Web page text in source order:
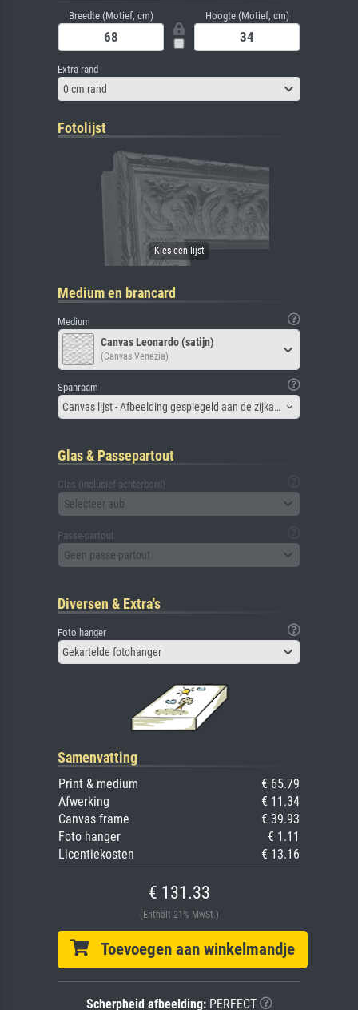
Breedte (Motief, cm) Hoogte (Motief, cm)
Extra rand
0 cm rand
Fotolijst
Medium en brancard
Medium
Canvas Leonardo (satijn)
(Canvas Venezia)
Spanraam
Canvas lijst - Afbeelding gespiegeld aan de zijkant
Glas & Passepartout
Glas (inclusief achterbord)
Selecteer aub
Passe-partout
Geen passe-partout
Diversen & Extra's
Foto hanger
Gekartelde fotohanger
Samenvatting
Print & medium
€ 65.79
Afwerking
€ 11.34
Canvas frame
€ 39.93
Foto hanger
€ 1.11
Licentiekosten
€ 13.16
€ 131.33
(Enthält 21% MwSt.)
Toevoegen aan winkelmandje
Scherpheid afbeelding:PERFECT